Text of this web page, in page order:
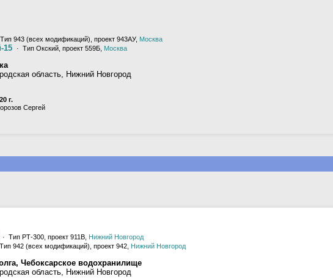
943 (всех модификаций), проект 943АУ, Москва
15 · Тип Окский, проект 559Б, Москва
область, Нижний Новгород
г.
Сергей
· Тип РТ-300, проект 911В, Нижний Новгород
942 (всех модификаций), проект 942, Нижний Новгород
Чебоксарское водохранилище
область, Нижний Новгород